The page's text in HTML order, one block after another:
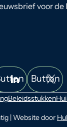
voor
Button
| Website door
Beleidsstukken